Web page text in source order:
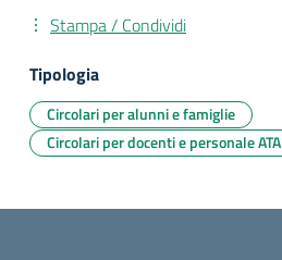
Stampa / Condividi
Tipologia
Circolari per alunni e famiglie
Circolari per docenti e personale ATA